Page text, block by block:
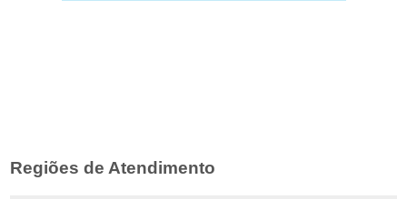
Regiões de Atendimento